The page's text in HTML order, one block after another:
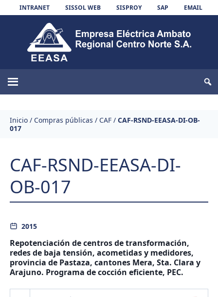
Skip to content
INTRANET SISSOL WEB SISPROY SAP EMAIL
EEASA
Inicio / Compras públicas / CAF / CAF-RSND-EEASA-DI-OB-
017
CAF-RSND-EEASA-DI-
OB-017
2015
Repotenciación de centros de transformación,
redes de baja tensión, acometidas y medidores,
provincia de Pastaza, cantones Mera, Sta. Clara y
Arajuno. Programa de cocción eficiente, PEC.